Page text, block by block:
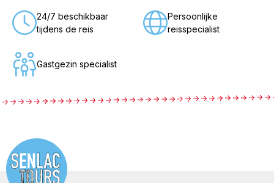
24/7 beschikbaar
tijdens de reis
Persoonlijke
reisspecialist
Gastgezin specialist